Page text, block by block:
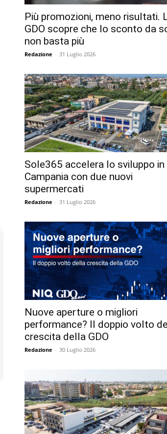
Più promozioni, meno risultati.
GDO scopre che lo sconto da
non basta più
Redazione - 31 Luglio 2026
Sole365 accelera lo sviluppo in
Campania con due nuovi
supermercati
Redazione - 31 Luglio 2026
Nuove aperture o migliori
performance? Il doppio volto
crescita della GDO
Redazione - 30 Luglio 2026